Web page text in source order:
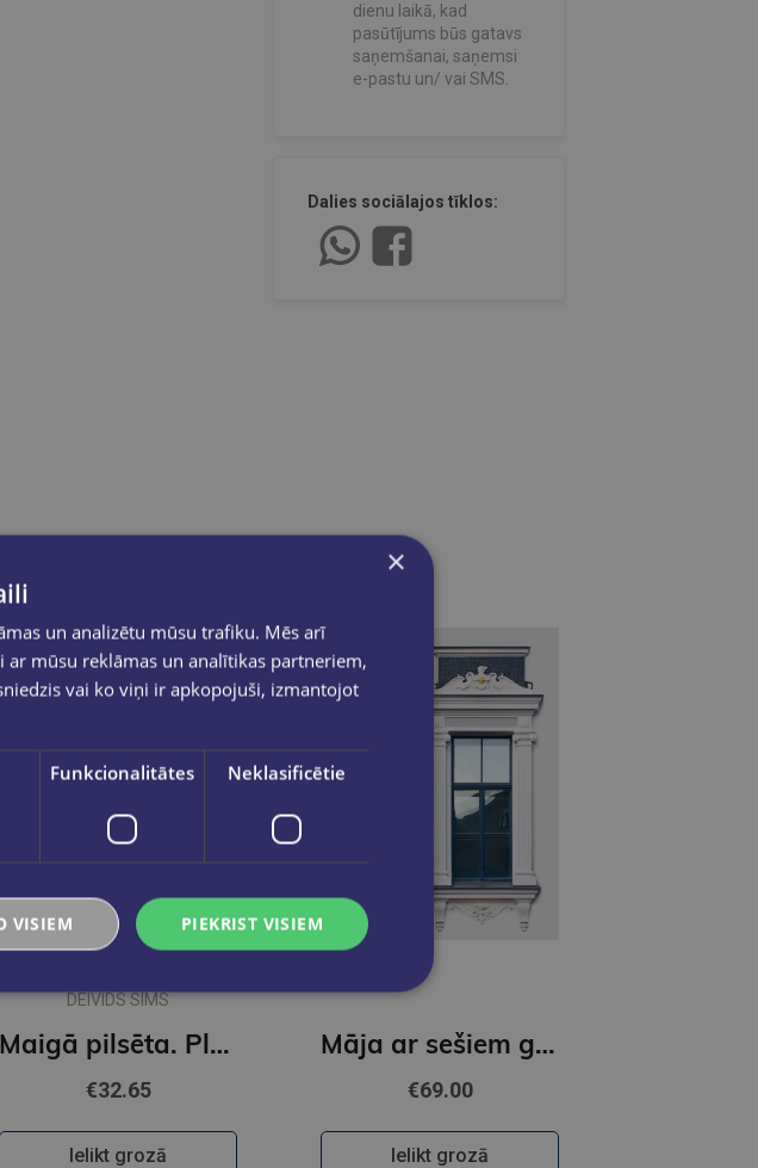
dienu laikā, kad
pasūtījums būs gatavs
saņemšanai, saņemsi
e-pastu un/ vai SMS.
Dalies sociālajos tīklos:
DEIVIDS SIMS
Maigā pilsēta. Plānojuma idejas ērtai dzīvei pilsētā
€32.65
Ielikt grozā
Māja ar sešiem gulbjiem
€69.00
Ielikt grozā
×
un analizētu mūsu trafiku. Mēs arī
mūsu reklāmas un analītikas partneriem,
vai ko viņi ir apkopojuši, izmantojot
Funkcionalitātes Neklasificētie
PIEKRIST VISIEM
VISIEM